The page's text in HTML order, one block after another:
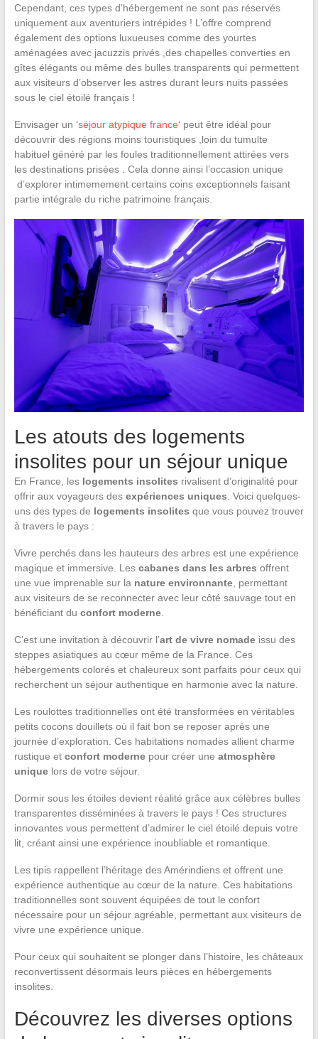
Cependant, ces types d’hébergement ne sont pas réservés
uniquement aux aventuriers intrépides ! L’offre comprend
également des options luxueuses comme des yourtes
aménagées avec jacuzzis privés ,des chapelles converties en
gîtes élégants ou même des bulles transparents qui permettent
aux visiteurs d’observer les astres durant leurs nuits passées
sous le ciel étoilé français !
Envisager un ‘séjour atypique france‘ peut être idéal pour
découvrir des régions moins touristiques ,loin du tumulte
habituel généré par les foules traditionnellement attirées vers
les destinations prisées . Cela donne ainsi l’occasion unique
d’explorer intimemement certains coins exceptionnels faisant
partie intégrale du riche patrimoine français.
Les atouts des logements
insolites pour un séjour unique
En France, les logements insolites rivalisent d’originalité pour
offrir aux voyageurs des expériences uniques. Voici quelques-
uns des types de logements insolites que vous pouvez trouver
à travers le pays :
Vivre perchés dans les hauteurs des arbres est une expérience
magique et immersive. Les cabanes dans les arbres offrent
une vue imprenable sur la nature environnante, permettant
aux visiteurs de se reconnecter avec leur côté sauvage tout en
bénéficiant du confort moderne.
C’est une invitation à découvrir l’art de vivre nomadeissu des
steppes asiatiques au cœur même de la France. Ces
hébergements colorés et chaleureux sont parfaits pour ceux qui
recherchent un séjour authentique en harmonie avec la nature.
Les roulottes traditionnelles ont été transformées en véritables
petits cocons douillets où il fait bon se reposer après une
journée d’exploration. Ces habitations nomades allient charme
rustique et confort modernepour créer une atmosphère
uniquelors de votre séjour.
Dormir sous les étoiles devient réalité grâce aux célèbres bulles
transparentes disséminées à travers le pays ! Ces structures
innovantes vous permettent d’admirer le ciel étoilé depuis votre
lit, créant ainsi une expérience inoubliable et romantique.
Les tipis rappellent l’héritage des Amérindiens et offrent une
expérience authentique au cœur de la nature. Ces habitations
traditionnelles sont souvent équipées de tout le confort
nécessaire pour un séjour agréable, permettant aux visiteurs de
vivre une expérience unique.
Pour ceux qui souhaitent se plonger dans l’histoire, les châteaux
reconvertissent désormais leurs pièces en hébergements
insolites.
Découvrez les diverses options